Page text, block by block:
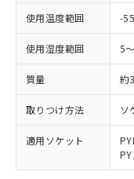
使用温度範囲 -
使用湿度範囲 5
質量 約
取りつけ方法 ソ
適用ソケット
ビス
メン
ありま
お客様
登録さ
および
品・サ
引・
をご了
※当社
の共同
※3 非含有
下記の非含
とができます
EU RoHS指
51物質の非
及ぼさない
「－」：未
い合わせく
り引
合意
情